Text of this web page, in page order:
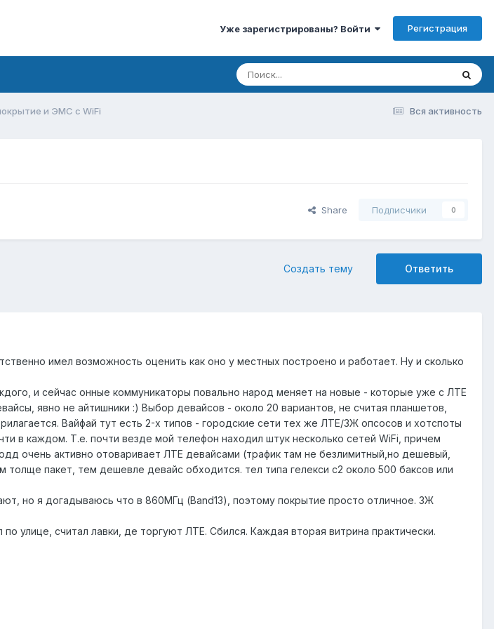
Уже зарегистрированы? Войти Регистрация
Вся активность
и ЭМС с WiFi
Share Подписчики 0
Ответить
Создать тему
имел возможность оценить как оно у местных построено и работает. Ну и сколько
и сейчас онные коммуникаторы повально народ меняет на новые - которые уже с ЛТЕ
явно не айтишники :) Выбор девайсов - около 20 вариантов, не считая планшетов,
Вайфай тут есть 2-х типов - городские сети тех же ЛТЕ/3Ж опсосов и хотспоты
в каждом. Т.е. почти везде мой телефон находил штук несколько сетей WiFi, причем
очень активно отоваривает ЛТЕ девайсами (трафик там не безлимитный,но дешевый,
толще пакет, тем дешевле девайс обходится. тел типа гелекси с2 около 500 баксов или
но я догадываюсь что в 860МГц (Band13), поэтому покрытие просто отличное. 3Ж
улице, считал лавки, де торгуют ЛТЕ. Сбился. Каждая вторая витрина практически.